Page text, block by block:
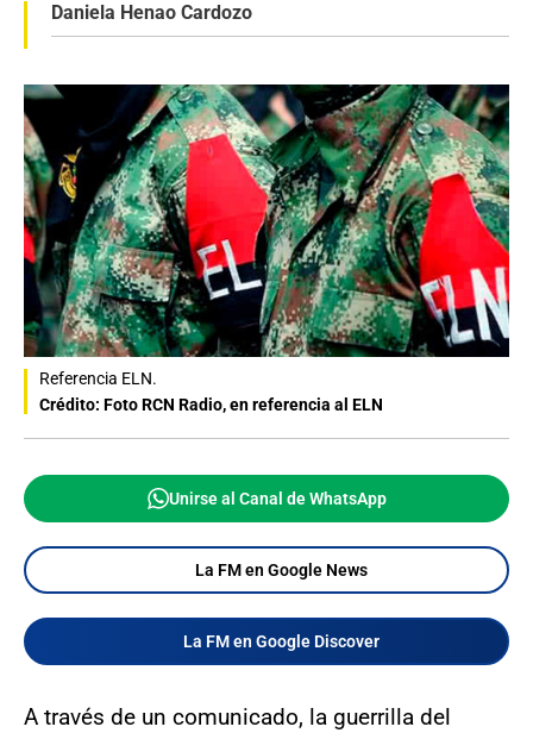
Daniela Henao Cardozo
Referencia ELN.
Crédito: Foto RCN Radio, en referencia al ELN
Unirse al Canal de WhatsApp
La FM en Google News
La FM en Google Discover
A través de un comunicado, la guerrilla del